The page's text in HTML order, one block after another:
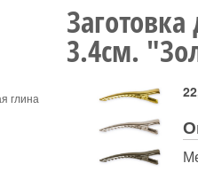
глина
3.4см.